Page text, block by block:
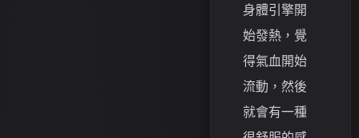
身體引擎開
始發熱，覺
得氣血開始
流動，然後
就會有一種